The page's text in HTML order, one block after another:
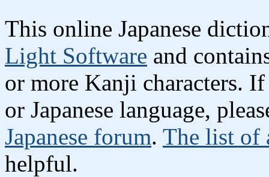
This online Japanese
Light Software and
or more Kanji characters.
or Japanese language,
Japanese forum. The list of
helpful.